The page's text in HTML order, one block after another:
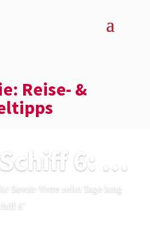
Reise- &
MS Mein Schiff 6: Ein bisschen Luxus möcht schon sein
Savoir-Vivre zehn Tage lang
6“